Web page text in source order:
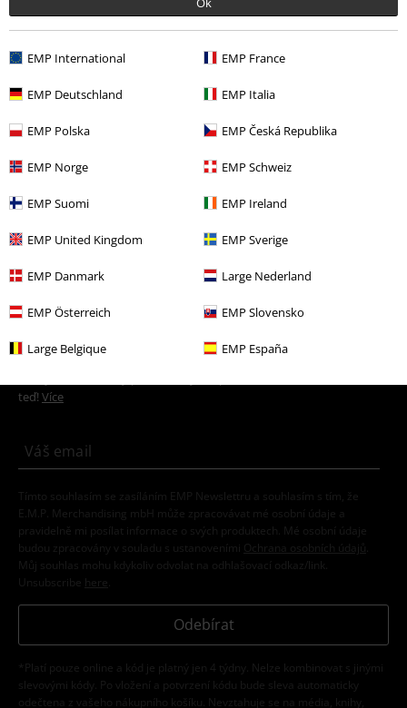
EMP International EMP France
EMP Deutschland EMP Italia
EMP Polska EMP Česká Republika
EMP Norge EMP Schweiz
EMP Suomi EMP Ireland
EMP United Kingdom EMP Sverige
EMP Danmark Large Nederland
EMP Österreich EMP Slovensko
Large Belgique EMP España
More categories. More options.
E-Mail Newsletter
teď! Více
Tímto souhlasím se zasíláním EMP Newslettru a souhlasím s tím, že
E.M.P. Merchandising mbH může zpracovávat mé osobní údaje a
pravidelně mi posílat informace o svých produktech. Mé osobní údaje
budou zpracovány v souladu s ustanoveními
Ochrana osobních údajů
Můj souhlas mohu kdykoliv odvolat na odhlašovací odkaz/link.
Unsubscribe here
Odebírat
*Platí pouze online a kód je platný jen 4 týdny. Nelze kombinovat s jinými
slevovými kódy. Po vložení a potvrzení kódu bude sleva automaticky
odečtena z vašeho nákupního košíku. Nevztahuje se na média, knihy,